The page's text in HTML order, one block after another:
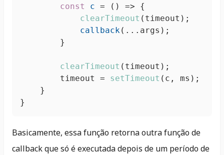
const
c = ( ) => {
clearTimeout (timeout);
callback(...args);
        }
clearTimeout (timeout);
        timeout =
setTimeout (c, ms);
    }
}
Basicamente, essa função retorna outra função de
callback que só é executada depois de um período de